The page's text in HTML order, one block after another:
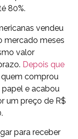
80%.
vendeu
mercado meses
valor
Depois que
, quem comprou
e acabou
um preço de R$
para receber